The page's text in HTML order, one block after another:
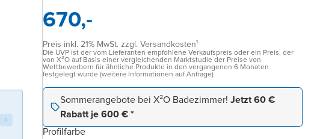
670,-
Preis inkl. 21% MwSt. zzgl. Versandkosten¹
Die UVP ist der vom Lieferanten empfohlene Verkaufspreis oder ein Preis, der
von X²O auf Basis einer vergleichenden Marktstudie der Preise von
Wettbewerbern für ähnliche Produkte in den vergangenen 6 Monaten
festgelegt wurde (weitere Informationen auf Anfrage)
Sommerangebote bei X²O Badezimmer! Jetzt 60 €
Rabatt je 600 € *
Profilfarbe